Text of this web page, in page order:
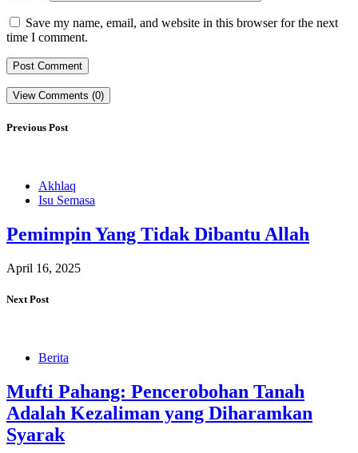
Save my name, email, and website in this browser for the next
time I comment.
View Comments (0)
Previous Post
Akhlaq
Isu Semasa
Pemimpin Yang Tidak Dibantu Allah
April 16, 2025
Next Post
Berita
Mufti Pahang: Pencerobohan Tanah
Adalah Kezaliman yang Diharamkan
Syarak